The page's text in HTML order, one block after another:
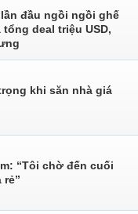
đầu ngồi ngồi ghế
deal triệu USD,
khi săn nhà giá
“Tôi chờ đến cuối
rẻ”